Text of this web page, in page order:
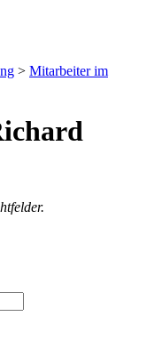
> Mitarbeiter im